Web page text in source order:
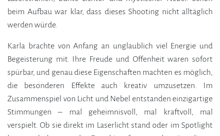
beim Aufbau war klar, dass dieses Shooting nicht alltäglich
werden würde.
Karla brachte von Anfang an unglaublich viel Energie und
Begeisterung mit. Ihre Freude und Offenheit waren sofort
spürbar, und genau diese Eigenschaften machten es möglich,
die besonderen Effekte auch kreativ umzusetzen. Im
Zusammenspiel von Licht und Nebel entstanden einzigartige
Stimmungen – mal geheimnisvoll, mal kraftvoll, mal
verspielt. Ob sie direkt im Laserlicht stand oder im Spotlight